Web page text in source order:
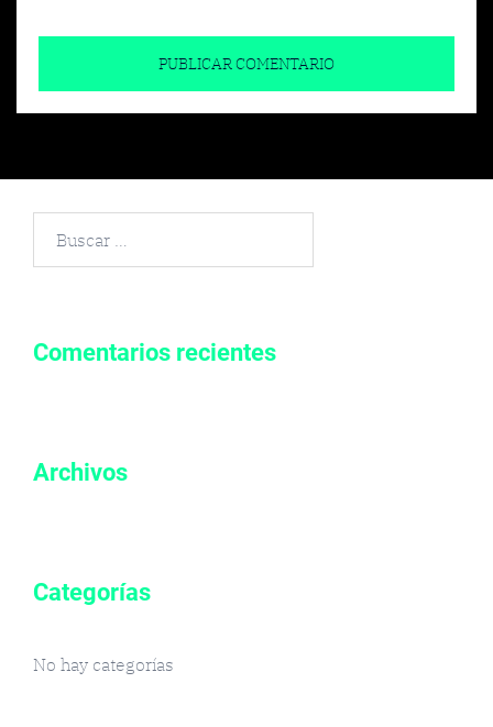
Comentarios recientes
Archivos
Categorías
No hay categorías